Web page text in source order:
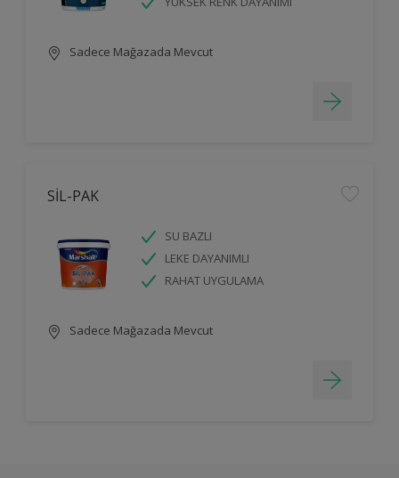
Sadece Mağazada Mevcut
SİL-PAK
SU BAZLI
LEKE DAYANIMLI
RAHAT UYGULAMA
Sadece Mağazada Mevcut